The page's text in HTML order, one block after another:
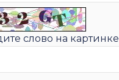
слово на картинке